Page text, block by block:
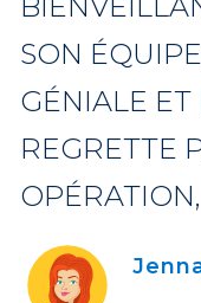
SON
GÉNIALE ET
REGRETTE